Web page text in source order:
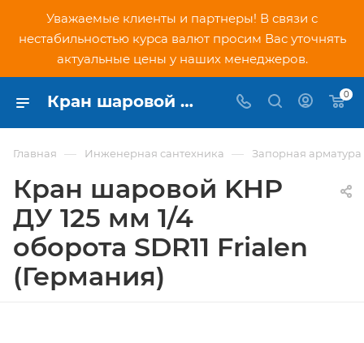
Уважаемые клиенты и партнеры! В связи с
нестабильностью курса валют просим Вас уточнять
актуальные цены у наших менеджеров.
Кран шаровой KHP ДУ 125 мм 1/4 оборота SDR11 Frialen (Германия) - купить по низкой цене в Москве, интернет-магазин PNDtech.ru 0
Главная — Инженерная сантехника — Запорная арматура
Кран шаровой KHP
ДУ 125 мм 1/4
оборота SDR11 Frialen
(Германия)